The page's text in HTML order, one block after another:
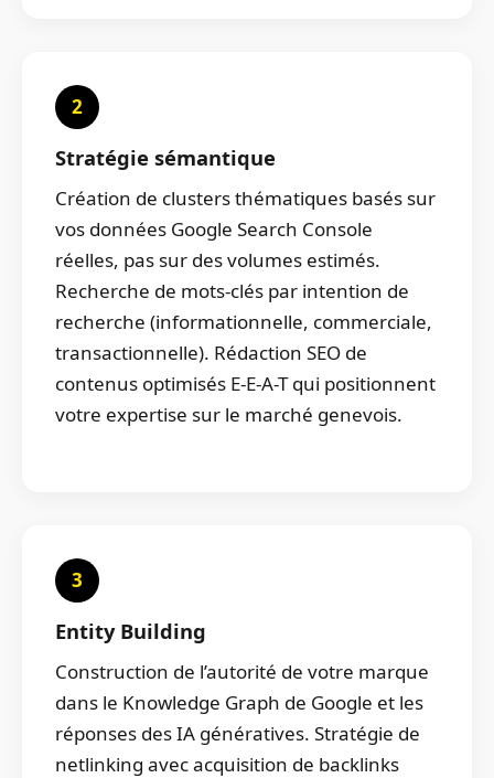
2
Stratégie sémantique
Création de clusters thématiques basés sur
vos données Google Search Console
réelles, pas sur des volumes estimés.
Recherche de mots-clés par intention de
recherche (informationnelle, commerciale,
transactionnelle). Rédaction SEO de
contenus optimisés E-E-A-T qui positionnent
votre expertise sur le marché genevois.
3
Entity Building
Construction de l’autorité de votre marque
dans le Knowledge Graph de Google et les
réponses des IA génératives. Stratégie de
netlinking avec acquisition de backlinks